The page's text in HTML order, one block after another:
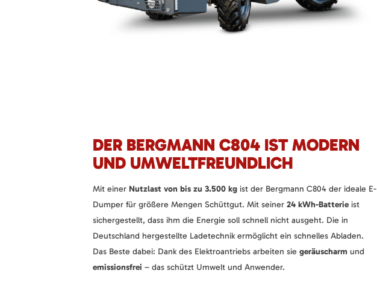
DER BERGMANN C804 IST MODERN
UND UMWELTFREUNDLICH
Mit einer Nutzlast von bis zu 3.500 kg ist der Bergmann C804 der ideale E-
Dumper für größere Mengen Schüttgut. Mit seiner 24 kWh-Batterieist
sichergestellt, dass ihm die Energie soll schnell nicht ausgeht. Die in
Deutschland hergestellte Ladetechnik ermöglicht ein schnelles Abladen.
Das Beste dabei: Dank des Elektroantriebs arbeiten sie geräuscharm und
emissionsfrei – das schützt Umwelt und Anwender.